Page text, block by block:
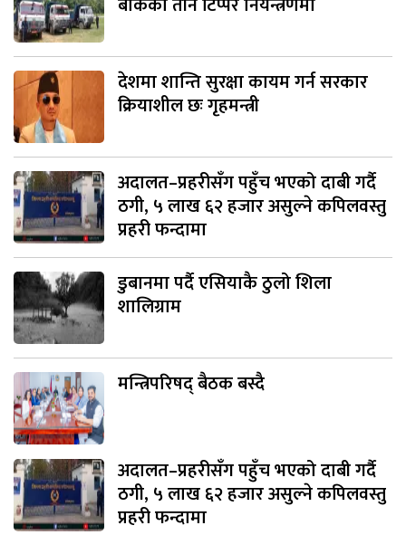
देशमा शान्ति सुरक्षा कायम गर्न सरकार
क्रियाशील छः गृहमन्त्री
अदालत–प्रहरीसँग पहुँच भएको दाबी गर्दै
ठगी, ५ लाख ६२ हजार असुल्ने कपिलवस्तु
प्रहरी फन्दामा
डुबानमा पर्दै एसियाकै ठुलो शिला
शालिग्राम
मन्त्रिपरिषद् बैठक बस्दै
अदालत–प्रहरीसँग पहुँच भएको दाबी गर्दै
ठगी, ५ लाख ६२ हजार असुल्ने कपिलवस्तु
प्रहरी फन्दामा